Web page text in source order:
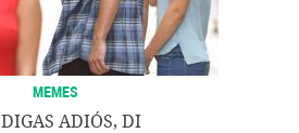
MEMES
ADIÓS, DI